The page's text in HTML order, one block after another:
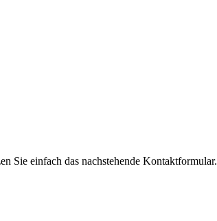
Sie einfach das nachstehende Kontaktformular.